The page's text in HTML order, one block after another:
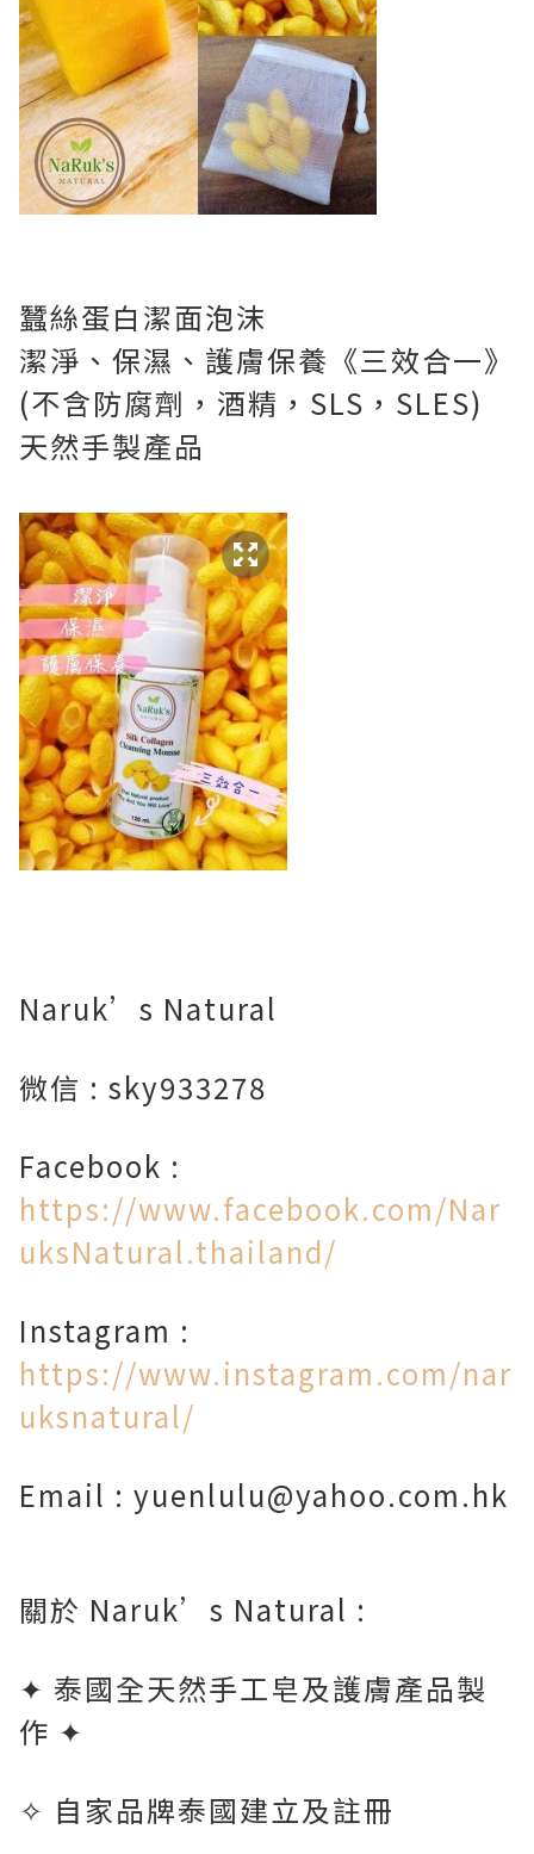
蠶絲蛋白潔面泡沫
潔淨、保濕、護膚保養 《三效合一》
(不含防腐劑，酒精，SLS，SLES)
天然手製產品
Naruk’s Natural
微信 : sky933278
Facebook :
https://www.facebook.com/Nar
uksNatural.thailand/
Instagram :
https://www.instagram.com/nar
uksnatural/
Email : yuenlulu@yahoo.com.hk
關於 Naruk’s Natural :
✦ 泰國全天然手工皂及護膚產品製
作 ✦
✧ 自家品牌泰國建立及註冊